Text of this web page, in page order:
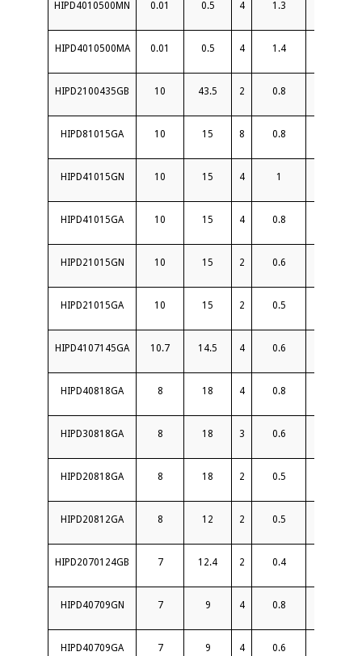
HIPD4010500MN 0.01 0.5 4 1.3
HIPD4010500MA 0.01 0.5 4 1.4
HIPD2100435GB 10 43.5 2 0.8
HIPD81015GA 10 15 8 0.8
HIPD41015GN 10 15 4 1
HIPD41015GA 10 15 4 0.8
HIPD21015GN 10 15 2 0.6
HIPD21015GA 10 15 2 0.5
HIPD4107145GA 10.7 14.5 4 0.6
HIPD40818GA 8 18 4 0.8
HIPD30818GA 8 18 3 0.6
HIPD20818GA 8 18 2 0.5
HIPD20812GA 8 12 2 0.5
HIPD2070124GB 7 12.4 2 0.4
HIPD40709GN 7 9 4 0.8
HIPD40709GA 7 9 4 0.6